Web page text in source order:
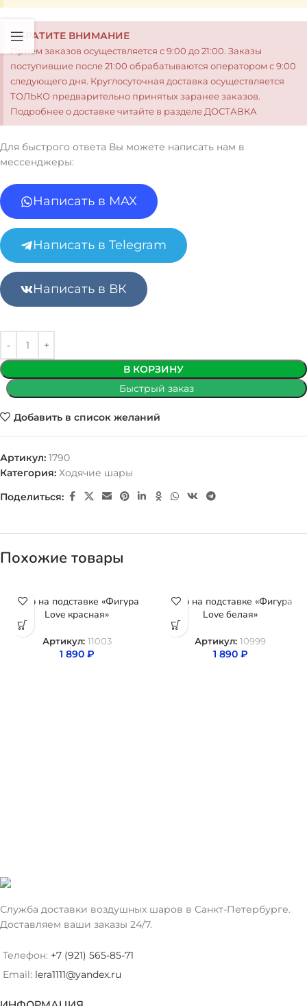
ОБРАТИТЕ ВНИМАНИЕ
Прием заказов осуществляется с 9:00 до 21:00. Заказы
поступившие после 21:00 обрабатываются оператором с 9:00
следующего дня. Круглосуточная доставка осуществляется
ТОЛЬКО предварительно принятых заранее заказов.
Подробнее о доставке читайте в разделе ДОСТАВКА
Для быстрого ответа Вы можете написать нам в
мессенджеры:
Написать в MAX
Написать в Telegram
Написать в ВК
В КОРЗИНУ
Быстрый заказ
Добавить в список желаний
Артикул: 1790
Категория: Ходячие шары
Поделиться:
Похожие товары
Шар на подставке «Фигура
Love красная»
Артикул: 11003
1 890 ₽
Шар на подставке «Фигура
Love белая»
Артикул: 10999
1 890 ₽
Служба доставки воздушных шаров в Санкт-Петербурге.
Доставляем ваши заказы 24/7.
Телефон: +7 (921) 565-85-71
Email: lera1111@yandex.ru